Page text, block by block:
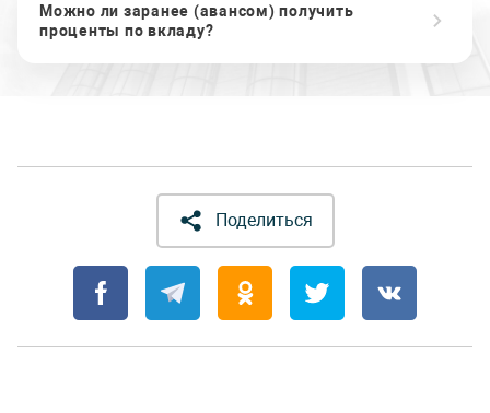
Можно ли заранее (авансом) получить
проценты по вкладу?
Поделиться